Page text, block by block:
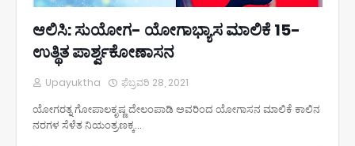
ಆಲಿಸಿ: ಸುಯೋಗ- ಯೋಗಾಭ್ಯಾಸ ಮಾಲಿಕೆ 15-
ಉತ್ಥಿತ ಪಾರ್ಶ್ವಕೋಣಾಸನ
Upayuktha ಫೆಬ್ರವರಿ 28, 2021
ಯೋಗರತ್ನ ಗೋಪಾಲಕೃಷ್ಣ ದೇಲಂಪಾಡಿ ಅವರಿಂದ ಯೋಗಾಸನ ಮಾಲಿಕೆ ಕಾಲಿನ
ನರಗಳ ಸೆಳೆತ ನಿಯಂತ್ರಣಕ್ಕ…